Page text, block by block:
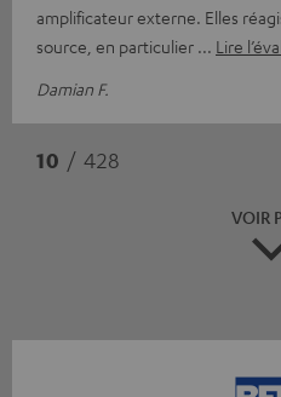
amplificateur externe. Elles
source, en particulier
Lire
Damian F.
10 / 428
VOIR